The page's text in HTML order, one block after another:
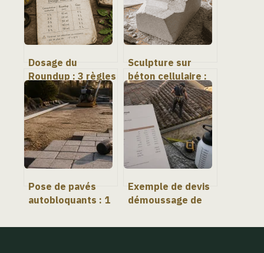
Dosage du
Roundup : 3 règles
pour réussir votre
dilution et
protéger votre
jardin
Sculpture sur
béton cellulaire :
transformez un
parpaing brut en
œuvre d’art en 5
étapes
Pose de pavés
autobloquants : 1
4 étapes pour une
Exemple de devis
démoussage de
étapes et 4 points